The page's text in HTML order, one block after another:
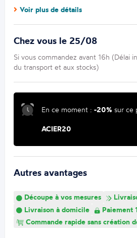
Voir plus de détails
Chez vous le 25/08
Si vous commandez avant 16h (Délai
du transport et aux stocks)
En ce moment :-20% sur ce
ACIER20
Autres avantages
Découpe à vos mesures
Livraison à domicile
Paiement
Commande rapide sans création